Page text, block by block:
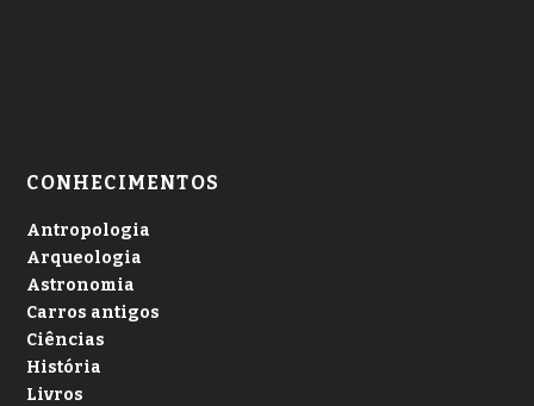
CONHECIMENTOS
Antropologia
Arqueologia
Astronomia
Carros antigos
Ciências
História
Livros